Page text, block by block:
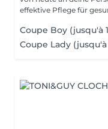
effektive Pflege für
Coupe Boy (jusqu'à
Coupe Lady (jusqu'à